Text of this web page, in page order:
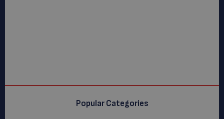
Popular Categories